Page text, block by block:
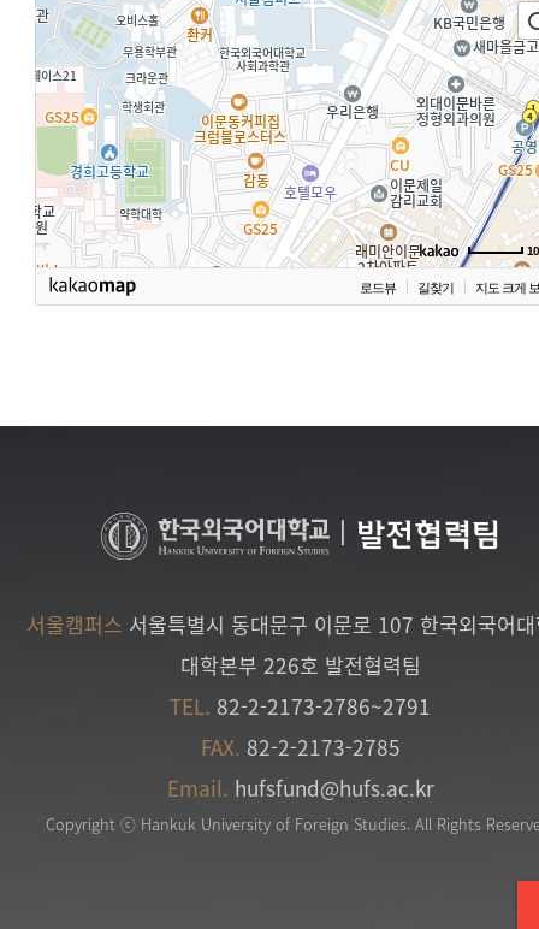
로드뷰 길찾기 지도 크게
발전협력팀
서울캠퍼스 서울특별시 동대문구 이문로 107 한국외국어
대학본부 226호 발전협력팀
TEL. 82-2-2173-2786~2791
FAX. 82-2-2173-2785
Email. hufsfund@hufs.ac.kr
Copyright ⓒ Hankuk University of Foreign Studies. All Rights